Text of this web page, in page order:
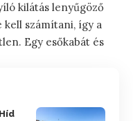
kilátás lenyűgöző
számítani, így a
Egy esőkabát és